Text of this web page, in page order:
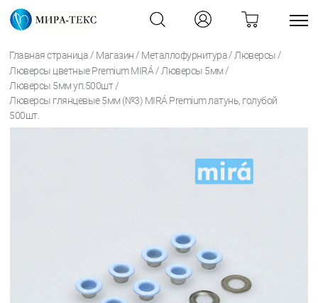
Главная страница / Магазин / Металлофурнитура / Люверсы /
Люверсы цветные Premium MIRÁ / Люверсы 5мм /
Люверсы 5мм уп.500шт /
Люверсы глянцевые 5мм (№3) MIRÁ Premium латунь, голубой
500шт.